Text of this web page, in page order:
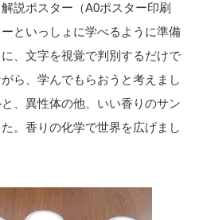
説ポスター（A0ポスター印刷
といっしょに学べるように準備
、文字を視覚で判別するだけで
ら、学んでもらおうと考えまし
、異性体の他、いい香りのサン
。香りの化学で世界を広げまし